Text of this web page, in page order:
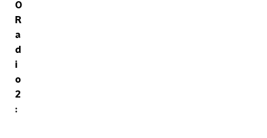
O
R
a
d
i
o
2
: